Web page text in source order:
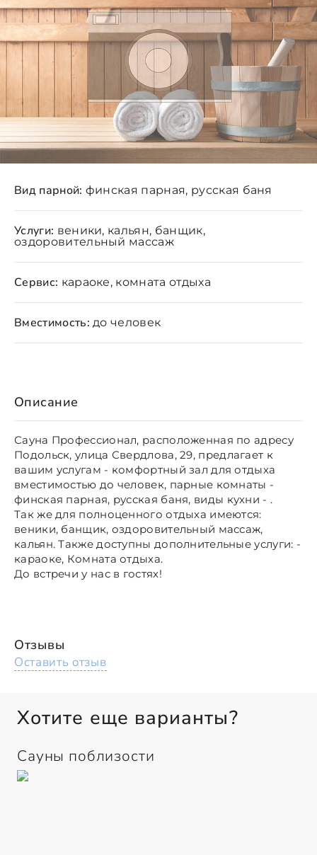
Описание
Сауна Профессионал, расположенная по адресу
Подольск, улица Свердлова, 29, предлагает к
вашим услугам - комфортный зал для отдыха
вместимостью до человек, парные комнаты -
финская парная, русская баня, виды кухни - .
Так же для полноценного отдыха имеются:
веники, банщик, оздоровительный массаж,
кальян. Также доступны дополнительные услуги: -
караоке, Комната отдыха.
До встречи у нас в гостях!
Вид парной: финская парная, русская баня
Услуги: веники, кальян, банщик,
оздоровительный массаж
Сервис: караоке, комната отдыха
Вместимость: до человек
Отзывы
Оставить отзыв
Хотите еще варианты?
Сауны поблизости